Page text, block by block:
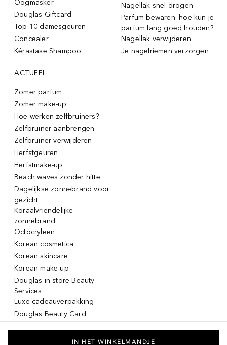
Oogmasker
Douglas Giftcard
Top 10 damesgeuren
Concealer
Kérastase Shampoo
Nagellak snel drogen
Parfum bewaren: hoe kun je
parfum lang goed houden?
Nagellak verwijderen
Je nagelriemen verzorgen
ACTUEEL
Zomer parfum
Zomer make-up
Hoe werken zelfbruiners?
Zelfbruiner aanbrengen
Zelfbruiner verwijderen
Herfstgeuren
Herfstmake-up
Beach waves zonder hitte
Dagelijkse zonnebrand voor
gezicht
Koraalvriendelijke
zonnebrand
Octocryleen
Korean cosmetica
Korean skincare
Korean make-up
Douglas in-store Beauty
Services
Luxe cadeauverpakking
Douglas Beauty Card
IN HET WINKELMANDJE